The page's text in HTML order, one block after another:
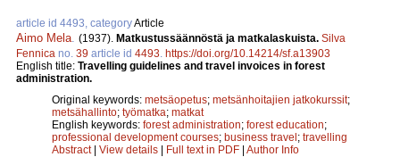
article id 4493, categoryArticle
Aimo Mela (1937). Matkustussäännöstä ja matkalaskuista. Silva
Fennica no. 39 article id 4493 https://doi.org/10.14214/sf.a13903
English title: Travelling guidelines and travel invoices in forest
administration.
Original keywords: metsäopetus; metsänhoitajien jatkokurssit;
metsähallinto; työmatka; matkat
English keywords: forest administration; forest education;
professional development courses; business travel; travelling
Abstract| View details | Full text in PDF | Author Info